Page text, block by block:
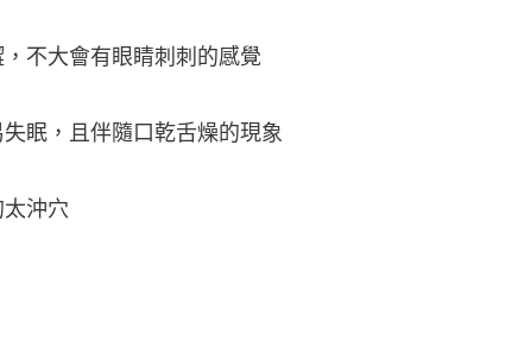
不大會有眼睛刺刺的感覺
眠，且伴隨口乾舌燥的現象
沖穴